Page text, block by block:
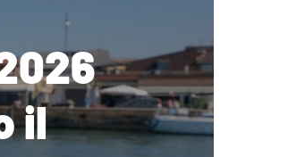
il